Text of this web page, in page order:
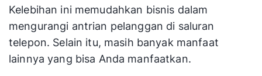
Kelebihan ini memudahkan bisnis dalam
mengurangi antrian pelanggan di saluran
telepon. Selain itu, masih banyak manfaat
lainnya yang bisa Anda manfaatkan.